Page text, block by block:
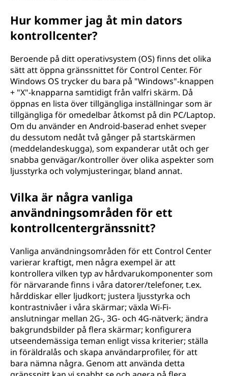
Hur kommer jag åt min dators
kontrollcenter?
Beroende på ditt operativsystem (OS) finns det olika
sätt att öppna gränssnittet för Control Center. För
Windows OS trycker du bara på "Windows"-knappen
+ "X"-knapparna samtidigt från valfri skärm. Då
öppnas en lista över tillgängliga inställningar som är
tillgängliga för omedelbar åtkomst på din PC/Laptop.
Om du använder en Android-baserad enhet sveper
du dessutom nedåt två gånger på startskärmen
(meddelandeskugga), som expanderar utåt och ger
snabba genvägar/kontroller över olika aspekter som
ljusstyrka och volymjusteringar, bland annat.
Vilka är några vanliga
användningsområden för ett
kontrollcentergränssnitt?
Vanliga användningsområden för ett Control Center
varierar kraftigt, men några exempel är att
kontrollera vilken typ av hårdvarukomponenter som
för närvarande finns i våra datorer/telefoner, t.ex.
hårddiskar eller ljudkort; justera ljusstyrka och
kontrastnivåer i våra skärmar; växla Wi-Fi-
anslutningar mellan 2G-, 3G- och 4G-nätverk; ändra
bakgrundsbilder på flera skärmar; konfigurera
utseendemässiga teman enligt vissa kriterier; ställa
in föräldralås och skapa användarprofiler, för att
bara nämna några. Genom att använda detta